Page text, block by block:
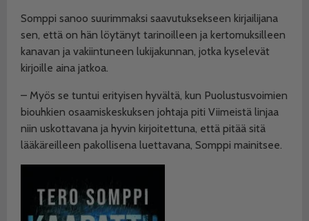
Somppi sanoo suurimmaksi saavutuksekseen kirjailijana
sen, että on hän löytänyt tarinoilleen ja kertomuksilleen
kanavan ja vakiintuneen lukijakunnan, jotka kyselevät
kirjoille aina jatkoa.
– Myös se tuntui erityisen hyvältä, kun Puolustusvoimien
biouhkien osaamiskeskuksen johtaja piti Viimeistä linjaa
niin uskottavana ja hyvin kirjoitettuna, että pitää sitä
lääkäreilleen pakollisena luettavana, Somppi mainitsee.